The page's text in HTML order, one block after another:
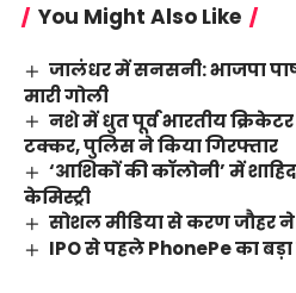
You Might Also Like
जालंधर में सनसनी: भाजपा
मारी गोली
नशे में धुत पूर्व भारतीय क्रिकेटर
टक्कर, पुलिस ने किया गिरफ्तार
‘आशिकों की कॉलोनी’ में
केमिस्ट्री
सोशल मीडिया से करण जौहर ने
IPO से पहले PhonePe का